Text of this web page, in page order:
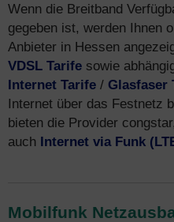
Wenn die Breitband
gegeben ist, werden Ihnen
Anbieter in Hessen
VDSL Tarife sowie
Internet Tarife / Glasfaser
Internet über das Festnetz
bieten die Provider
auch Internet via Funk
Mobilfunk